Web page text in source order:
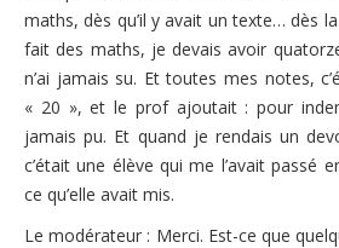
maths, dès qu’il y avait un texte… dès
fait des maths, je devais avoir
n’ai jamais su. Et toutes mes notes,
« 20 », et le prof ajoutait : pour
jamais pu. Et quand je rendais un
c’était une élève qui me l’avait passé
ce qu’elle avait mis.
Le modérateur : Merci. Est-ce que